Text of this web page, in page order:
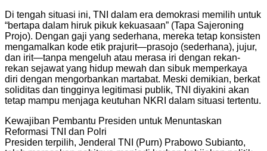
Di tengah situasi ini, TNI dalam era demokrasi memilih untuk
“bertapa dalam hiruk pikuk kekuasaan” (Tapa Sajeroning
Projo). Dengan gaji yang sederhana, mereka tetap konsisten
mengamalkan kode etik prajurit—prasojo (sederhana), jujur,
dan irit—tanpa mengeluh atau merasa iri dengan rekan-
rekan sejawat yang hidup mewah dan sibuk memperkaya
diri dengan mengorbankan martabat. Meski demikian, berkat
soliditas dan tingginya legitimasi publik, TNI diyakini akan
tetap mampu menjaga keutuhan NKRI dalam situasi tertentu.
Kewajiban Pembantu Presiden untuk Menuntaskan
Reformasi TNI dan Polri
Presiden terpilih, Jenderal TNI (Purn) Prabowo Subianto,